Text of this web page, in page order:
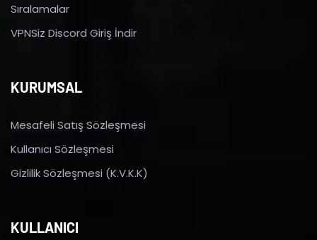
Sıralamalar
VPNSiz Discord Giriş İndir
KURUMSAL
Mesafeli Satış Sözleşmesi
Kullanıcı Sözleşmesi
Gizlilik Sözleşmesi (K.V.K.K)
KULLANICI